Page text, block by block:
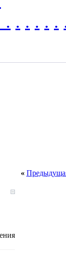
. . . . . .
«